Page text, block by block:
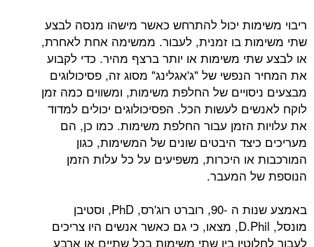
יכול להתרחש כאשר מישהו מנסה לבצע
בו זמנית, לעבור. ממשימה אחת לאחרת,
משימות או יותר ברצף מהיר. כדי לקבוע
של "ג'אגלינג" מסוג זה, פסיכולוגים
של החלפת משימות, ומשווים כמה זמן
לעשות הכל. הפסיכולוגים יכולים למדוד
הזמן עבור החלפת משימות. כמו כן, הם
היבטים שונים של המשימות, כגון
היכרות, משפיעים על כל עלות הזמן
המעבר.
באמצע שנות ה -90, רוברט רוג'רס, PhD, וסטיבן
מונסל, D.Phil, מצאו, כי גם כאשר אנשים היו צריכים
בין שתי משימות בכל שתיים או ארבע